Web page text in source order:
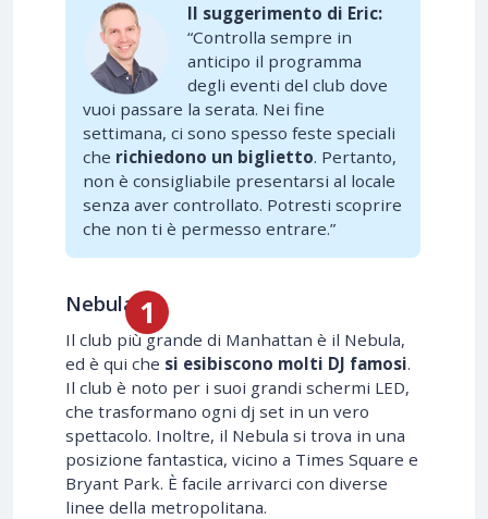
Il suggerimento di Eric:
“Controlla sempre in
anticipo il programma
degli eventi del club dove
vuoi passare la serata. Nei fine
settimana, ci sono spesso feste speciali
che richiedono un biglietto. Pertanto,
non è consigliabile presentarsi al locale
senza aver controllato. Potresti scoprire
che non ti è permesso entrare.”
Nebula
Il club più grande di Manhattan è il Nebula,
ed è qui che si esibiscono molti DJ famosi.
Il club è noto per i suoi grandi schermi LED,
che trasformano ogni dj set in un vero
spettacolo. Inoltre, il Nebula si trova in una
posizione fantastica, vicino a Times Square e
Bryant Park. È facile arrivarci con diverse
linee della metropolitana.